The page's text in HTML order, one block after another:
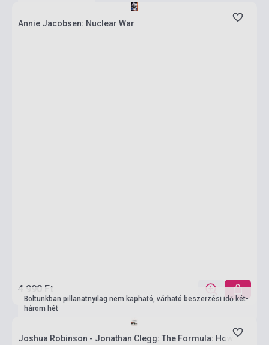
Annie Jacobsen: Nuclear War
4 990 Ft
Boltunkban pillanatnyilag nem kapható, várható beszerzési idő két-
három hét
Joshua Robinson - Jonathan Clegg: The Formula: How